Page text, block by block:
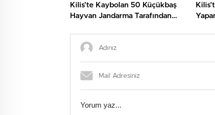
Kilis’te Kaybolan 50 Küçükbaş
Hayvan Jandarma Tarafından